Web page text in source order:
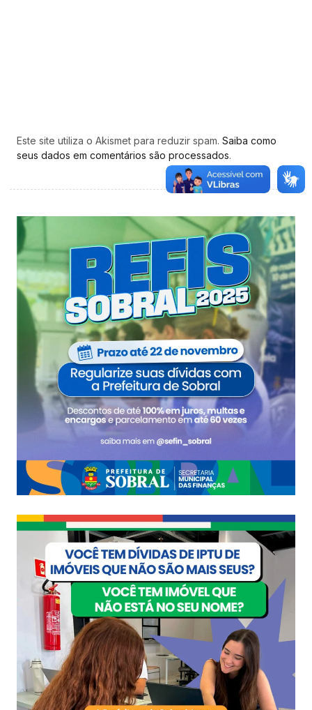
Este site utiliza o Akismet para reduzir spam. Saiba como
seus dados em comentários são processados.